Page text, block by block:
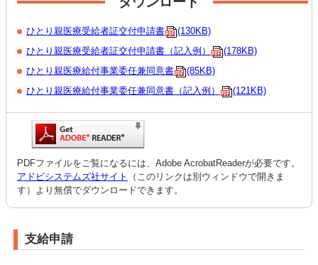
ひとり親医療受給者証交付申請書
(130KB)
ひとり親医療受給者証交付申請書（記入例）
(178KB)
ひとり親医療給付事業委任兼同意書
(85KB)
ひとり親医療給付事業委任兼同意書（記入例）
(121KB)
PDFファイルをご覧になるには、Adobe AcrobatReaderが必要です。
アドビシステムズ社サイト
（このリンクは別ウィンドウで開きま
す）より無償でダウンロードできます。
支給申請